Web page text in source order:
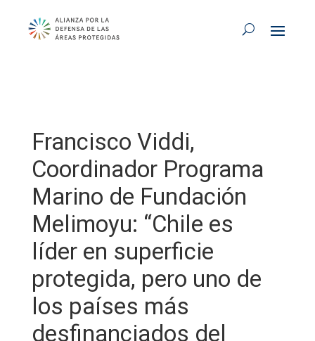
Francisco Viddi,
Coordinador Programa
Marino de Fundación
Melimoyu: “Chile es
líder en superficie
protegida, pero uno de
los países más
desfinanciados del